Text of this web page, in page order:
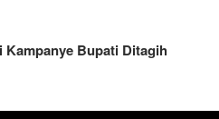
Bupati Ditagih